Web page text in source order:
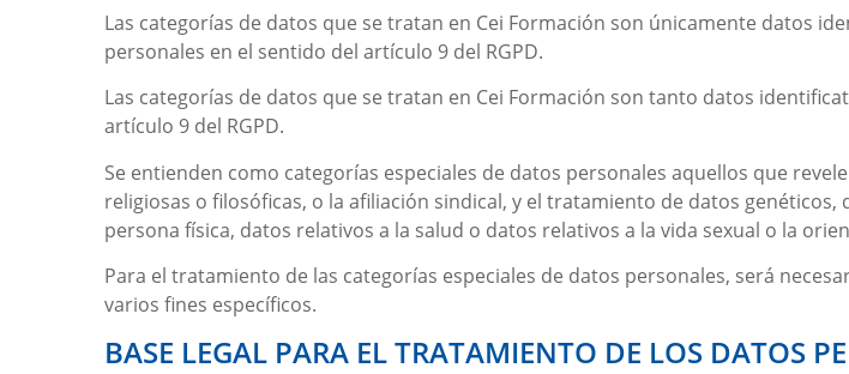
Las categorías de datos que se tratan en Cei Formación son únicamente datos
personales en el sentido del artículo 9 del RGPD.
Las categorías de datos que se tratan en Cei Formación son tanto datos
artículo 9 del RGPD.
Se entienden como categorías especiales de datos personales aquellos que
religiosas o filosóficas, o la afiliación sindical, y el tratamiento de datos
persona física, datos relativos a la salud o datos relativos a la vida sexual o la
Para el tratamiento de las categorías especiales de datos personales, será
varios fines específicos.
BASE LEGAL PARA EL TRATAMIENTO DE LOS DATOS